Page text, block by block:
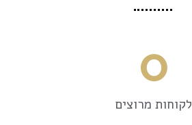
0
לקוחות מרוצים